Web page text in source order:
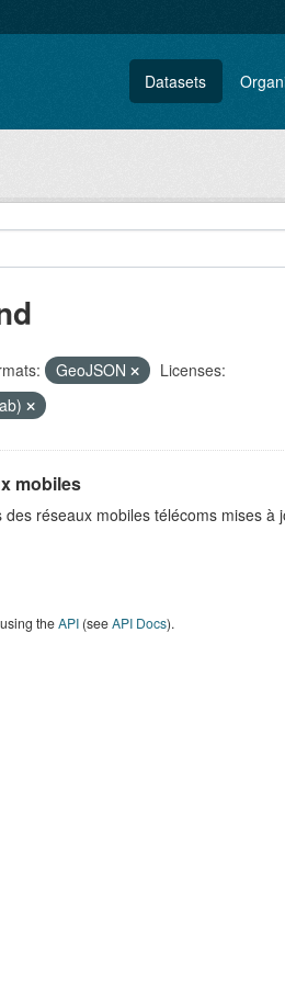
Datasets
GeoJSON
Licenses:
mobiles
réseaux mobiles télécoms mises à
theAPI(seeAPI Docs).